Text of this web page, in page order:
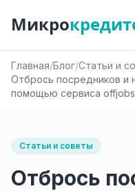
Микро
Главная/Блог/Статьи и
Отбрось посредников и
помощью сервиса
Статьи и советы
Отбрось